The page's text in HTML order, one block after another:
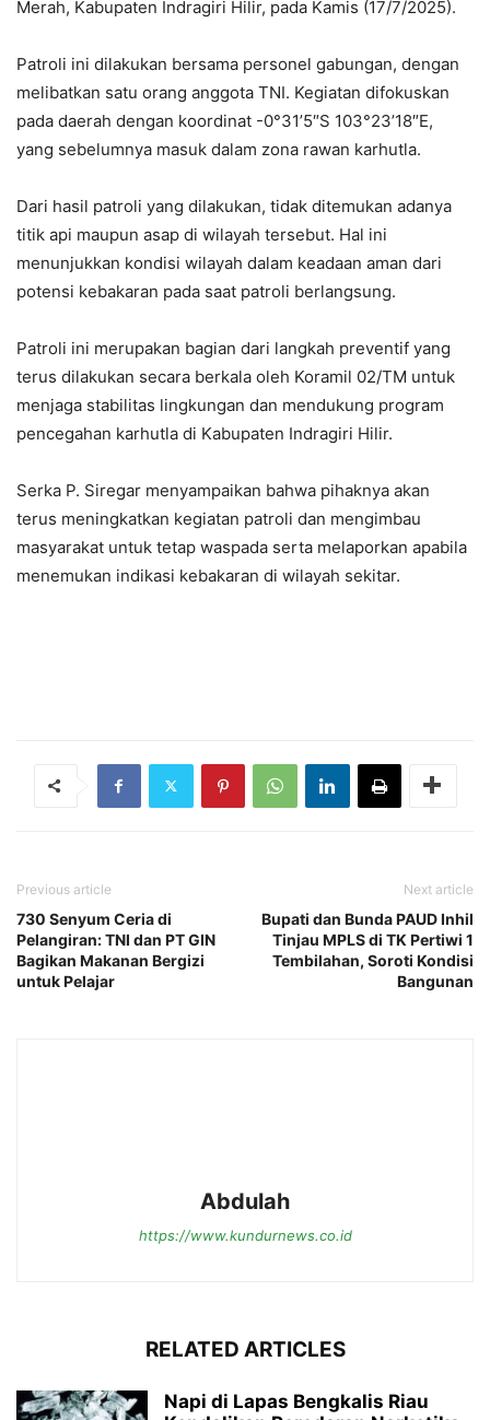
Merah, Kabupaten Indragiri Hilir, pada Kamis (17/7/2025).
Patroli ini dilakukan bersama personel gabungan, dengan
melibatkan satu orang anggota TNI. Kegiatan difokuskan
pada daerah dengan koordinat -0°31’5″S 103°23’18″E,
yang sebelumnya masuk dalam zona rawan karhutla.
Dari hasil patroli yang dilakukan, tidak ditemukan adanya
titik api maupun asap di wilayah tersebut. Hal ini
menunjukkan kondisi wilayah dalam keadaan aman dari
potensi kebakaran pada saat patroli berlangsung.
Patroli ini merupakan bagian dari langkah preventif yang
terus dilakukan secara berkala oleh Koramil 02/TM untuk
menjaga stabilitas lingkungan dan mendukung program
pencegahan karhutla di Kabupaten Indragiri Hilir.
Serka P. Siregar menyampaikan bahwa pihaknya akan
terus meningkatkan kegiatan patroli dan mengimbau
masyarakat untuk tetap waspada serta melaporkan apabila
menemukan indikasi kebakaran di wilayah sekitar.
Previous article
730 Senyum Ceria di
Pelangiran: TNI dan PT GIN
Bagikan Makanan Bergizi
untuk Pelajar
Next article
Bupati dan Bunda PAUD Inhil
Tinjau MPLS di TK Pertiwi 1
Tembilahan, Soroti Kondisi
Bangunan
Abdulah
https://www.kundurnews.co.id
RELATED ARTICLES
Napi di Lapas Bengkalis Riau